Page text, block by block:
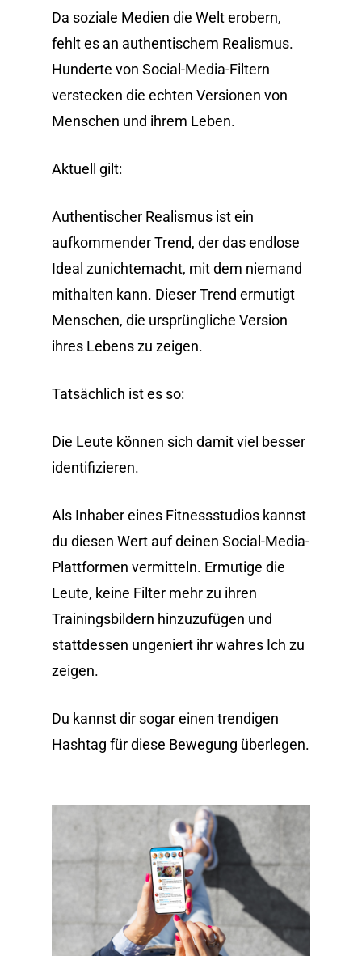
Da soziale Medien die Welt erobern,
fehlt es an authentischem Realismus.
Hunderte von Social-Media-Filtern
verstecken die echten Versionen von
Menschen und ihrem Leben.
Aktuell gilt:
Authentischer Realismus ist ein
aufkommender Trend, der das endlose
Ideal zunichtemacht, mit dem niemand
mithalten kann. Dieser Trend ermutigt
Menschen, die ursprüngliche Version
ihres Lebens zu zeigen.
Tatsächlich ist es so:
Die Leute können sich damit viel besser
identifizieren.
Als Inhaber eines Fitnessstudios kannst
du diesen Wert auf deinen Social-Media-
Plattformen vermitteln. Ermutige die
Leute, keine Filter mehr zu ihren
Trainingsbildern hinzuzufügen und
stattdessen ungeniert ihr wahres Ich zu
zeigen.
Du kannst dir sogar einen trendigen
Hashtag für diese Bewegung überlegen.